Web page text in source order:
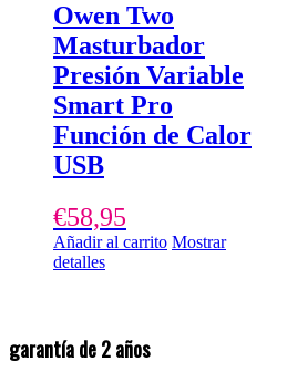
Owen Two
Masturbador
Presión Variable
Smart Pro
Función de Calor
USB
€58,95
Añadir al carrito Mostrar
detalles
garantía de 2 años